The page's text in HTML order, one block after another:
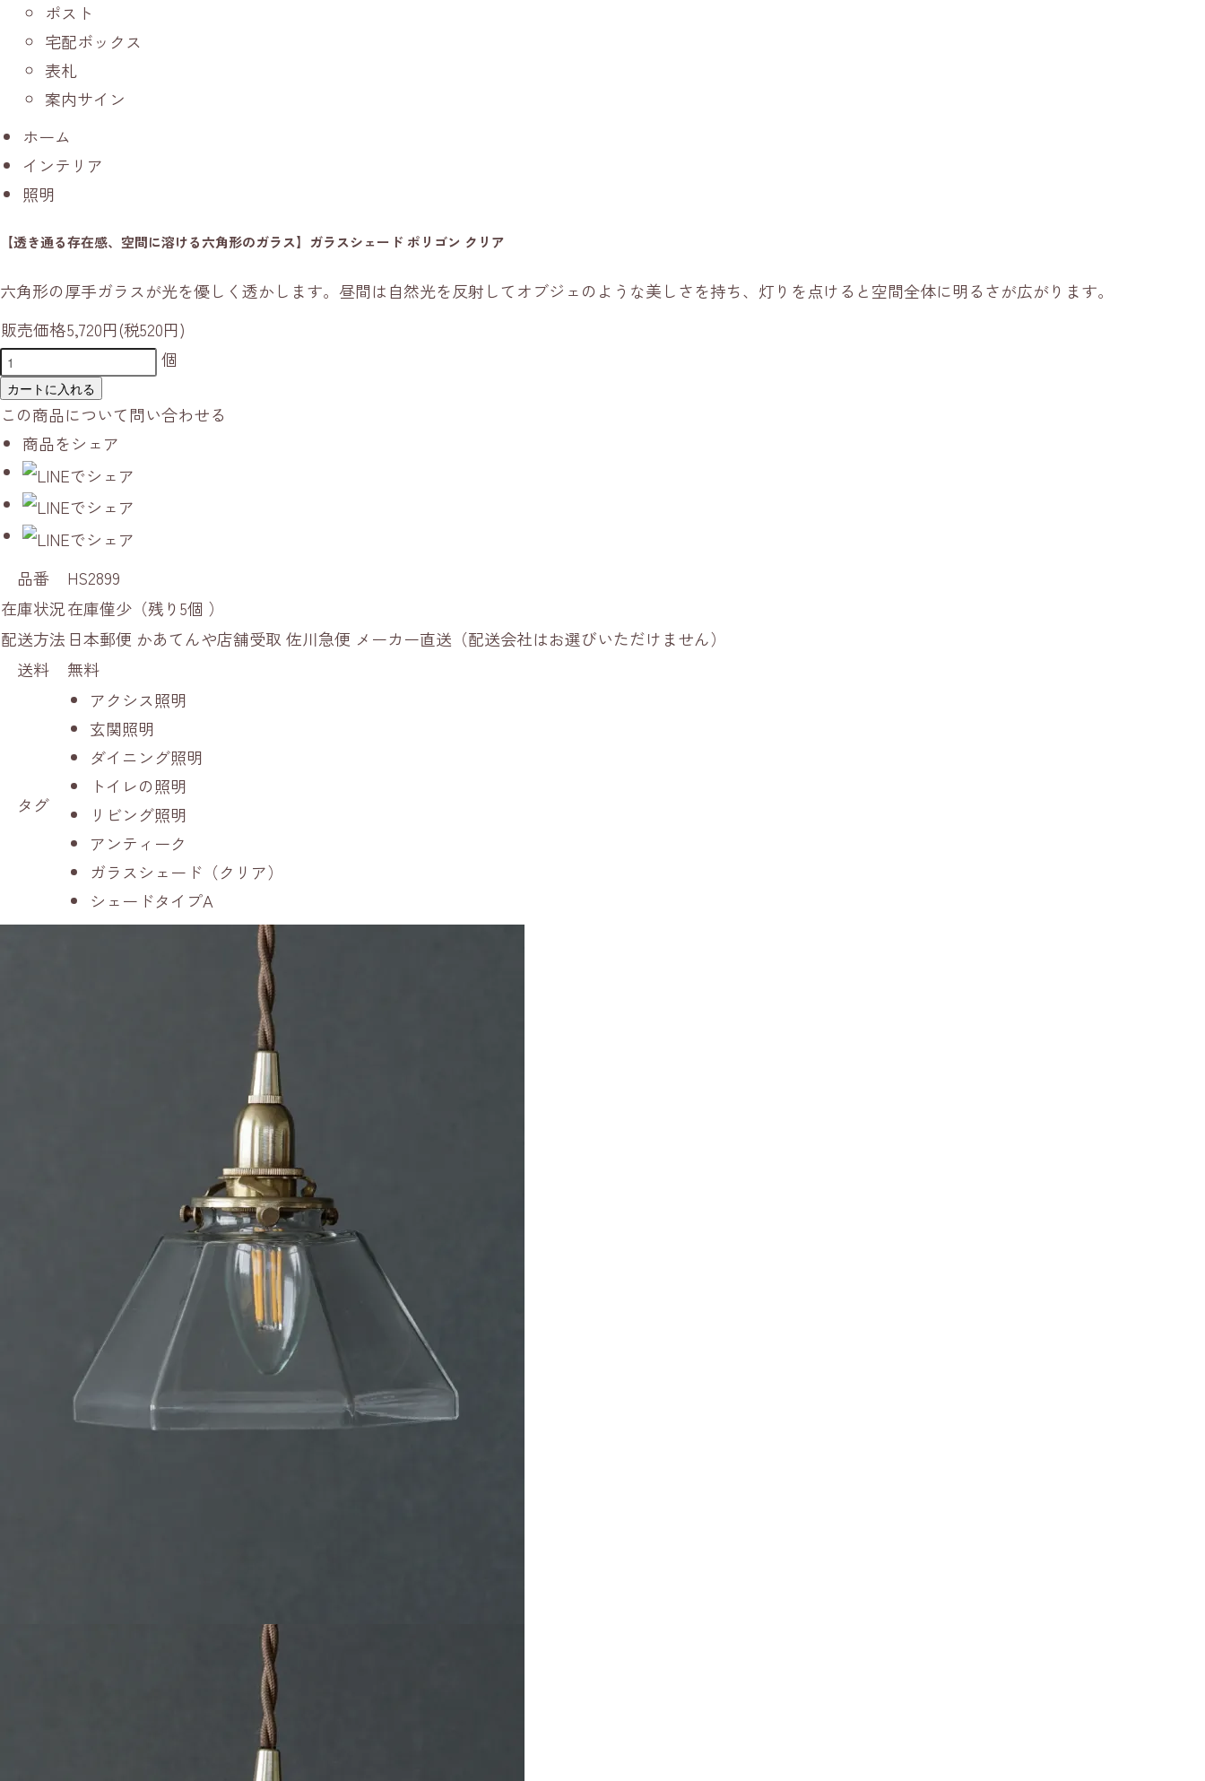
ポスト
宅配ボックス
表札
案内サイン
ホーム
インテリア
照明
【透き通る存在感、空間に溶ける六角形のガラス】ガラスシェード ポリゴン クリア
六角形の厚手ガラスが光を優しく透かします。昼間は自然光を反射してオブジェのような美しさを持ち、灯りを点けると空間全体に明るさが広がります。
販売価格5,720円(税520円)
個
カートに入れる
この商品について問い合わせる
商品をシェア
品番
HS2899
在庫状況在庫僅少（残り5個 ）
配送方法 日本郵便 かあてんや店舗受取 佐川急便 メーカー直送（配送会社はお選びいただけません）
送料
無料
タグ
アクシス照明
玄関照明
ダイニング照明
トイレの照明
リビング照明
アンティーク
ガラスシェード（クリア）
シェードタイプA